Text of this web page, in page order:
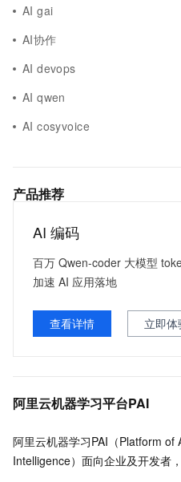
AI gai
AI协作
AI devops
AI qwen
AI cosyvoice
产品推荐
AI 编码
百万 Qwen-coder 大模型
加速 AI 应用落地
查看详情 立即体
阿里云机器学习平台PAI
阿里云机器学习PAI（Platform of
Intelligence）面向企业及开发者